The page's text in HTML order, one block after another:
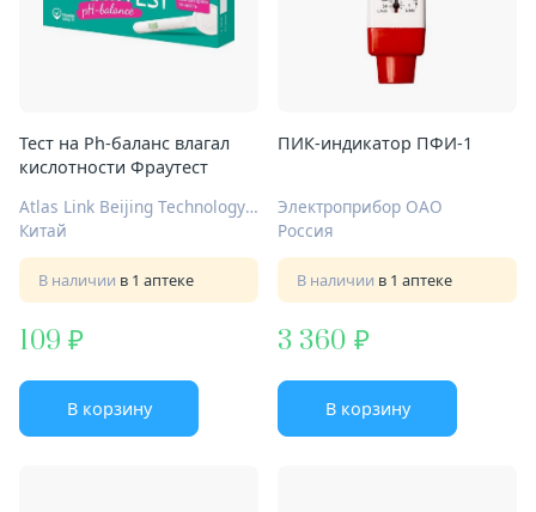
Тест на Ph-баланс влагал
кислотности Фраутест
Atlas Link Beijing Technology Co. Ltd
Китай
В наличии в 1 аптеке
109
В корзину
ПИК-индикатор ПФИ-1
Электроприбор ОАО
Россия
В наличии в 1 аптеке
3 360
В корзину